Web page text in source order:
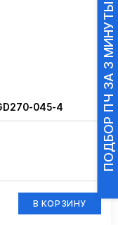
045-4
В КОРЗИНУ
ПОДБОР ПЧ ЗА 3 МИНУТЫ